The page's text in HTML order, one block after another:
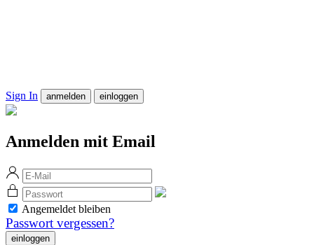
Sign In anmelden einloggen
Anmelden mit Email
Angemeldet bleiben
Passwort vergessen?